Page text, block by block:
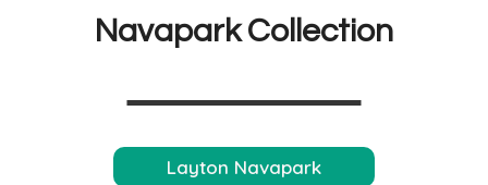
Navapark Collection
Layton Navapark